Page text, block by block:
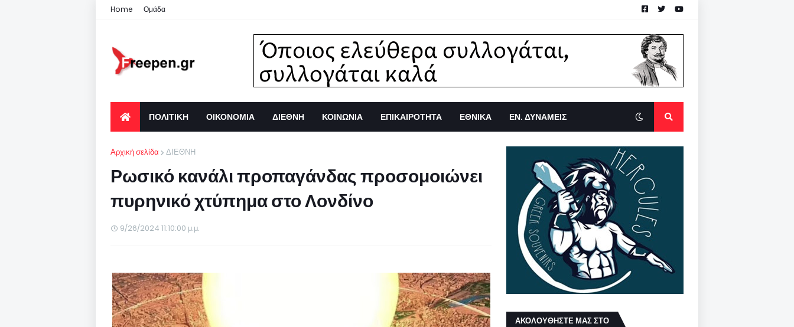
Home Ομάδα
ΠΟΛΙΤΙΚΗ ΟΙΚΟΝΟΜΙΑ ΔΙΕΘΝΗ ΚΟΙΝΩΝΙΑ ΕΠΙΚΑΙΡΟΤΗΤΑ ΕΘΝΙΚΑ ΕΝ. ΔΥΝΑΜΕΙΣ
Αρχική σελίδα ΔΙΕΘΝΗ
Ρωσικό κανάλι προπαγάνδας προσομοιώνει
πυρηνικό χτύπημα στο Λονδίνο
9/26/2024 11:10:00 μ.μ.
ΑΚΟΛΟΥΘΗΣΤΕ ΜΑΣ ΣΤΟ